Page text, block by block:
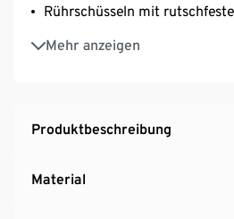
Rührschüsseln mit
Mehr anzeigen
Schüsseln und Sieb mit
Produktbeschreibung
Material